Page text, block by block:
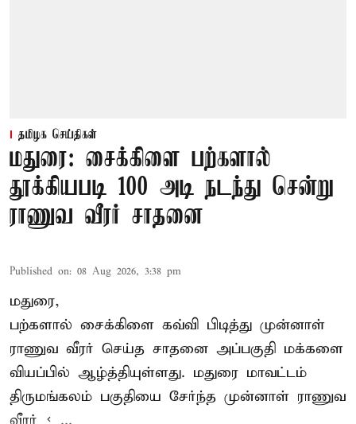
தமிழக செய்திகள்
மதுரை: சைக்கிளை பற்களால்
தூக்கியபடி 100 அடி நடந்து சென்று
ராணுவ வீரர் சாதனை
Published on: 08 Aug 2026, 3:38 pm
மதுரை,
பற்களால் சைக்கிளை கவ்வி பிடித்து முன்னாள்
ராணுவ வீரர் செய்த சாதனை அப்பகுதி மக்களை
வியப்பில் ஆழ்த்தியுள்ளது. மதுரை மாவட்டம்
திருமங்கலம் பகுதியை சேர்ந்த முன்னாள் ராணுவ